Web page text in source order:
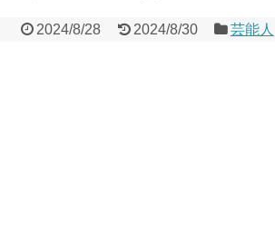
2024/8/28 2024/8/30 芸能人